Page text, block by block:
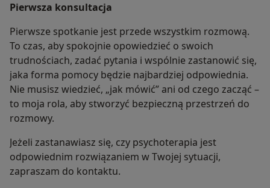
Pierwsza konsultacja
Pierwsze spotkanie jest przede wszystkim rozmową.
To czas, aby spokojnie opowiedzieć o swoich
trudnościach, zadać pytania i wspólnie zastanowić się,
jaka forma pomocy będzie najbardziej odpowiednia.
Nie musisz wiedzieć, „jak mówić” ani od czego zacząć –
to moja rola, aby stworzyć bezpieczną przestrzeń do
rozmowy.
Jeżeli zastanawiasz się, czy psychoterapia jest
odpowiednim rozwiązaniem w Twojej sytuacji,
zapraszam do kontaktu.